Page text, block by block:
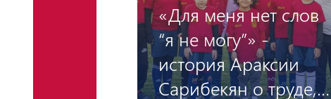
«Для меня нет слов
“я не могу”» -
история Араксии
Сарибекян о труде,